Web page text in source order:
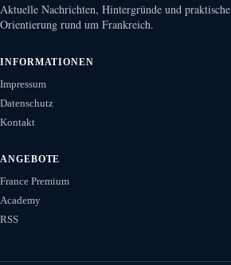
Aktuelle Nachrichten, Hintergründe und praktische
Orientierung rund um Frankreich.
INFORMATIONEN
Impressum
Datenschutz
Kontakt
ANGEBOTE
France Premium
Academy
RSS